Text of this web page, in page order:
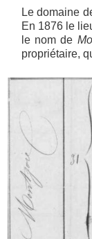
Le domaine
En 1876 le
le nom de
propriétaire,